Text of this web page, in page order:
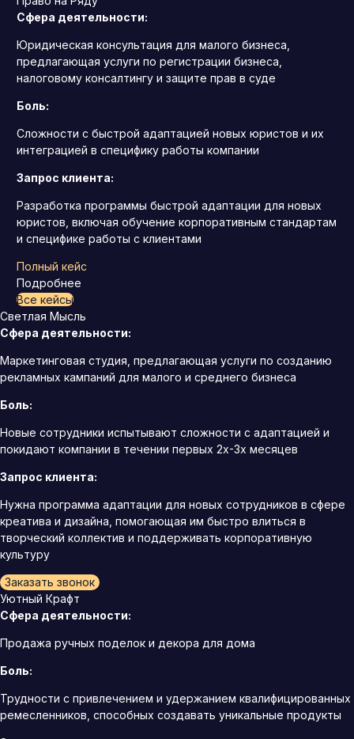
Сфера деятельности:
Юридическая консультация для малого бизнеса,
предлагающая услуги по регистрации бизнеса,
налоговому консалтингу и защите прав в суде
Боль:
Сложности с быстрой адаптацией новых юристов и их
интеграцией в специфику работы компании
Запрос клиента:
Разработка программы быстрой адаптации для новых
юристов, включая обучение корпоративным стандартам
и специфике работы с клиентами
Полный кейс
Подробнее
Все кейсы
Светлая Мысль
Сфера деятельности:
Маркетинговая студия, предлагающая услуги по созданию
рекламных кампаний для малого и среднего бизнеса
Боль:
Новые сотрудники испытывают сложности с адаптацией и
покидают компании в течении первых 2х-3х месяцев
Запрос клиента:
Нужна программа адаптации для новых сотрудников в сфере
креатива и дизайна, помогающая им быстро влиться в
творческий коллектив и поддерживать корпоративную
культуру
Заказать звонок
Уютный Крафт
Сфера деятельности:
Продажа ручных поделок и декора для дома
Боль:
Трудности с привлечением и удержанием квалифицированных
ремесленников, способных создавать уникальные продукты